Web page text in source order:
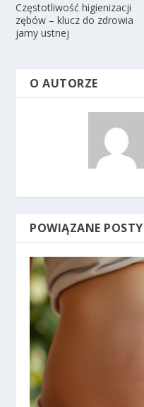
Częstotliwość higienizacji
zębów – klucz do zdrowia
jamy ustnej
O AUTORZE
POWIĄZANE POSTY